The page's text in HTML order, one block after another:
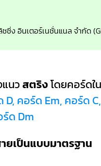
ง อินเตอร์เนชั่นแนล จำกัด
นวสตริงโดยคอร์ดใน
D, คอร์ด Em, คอร์ด C,
ด Dm
ยเป็นแบบมาตรฐาน